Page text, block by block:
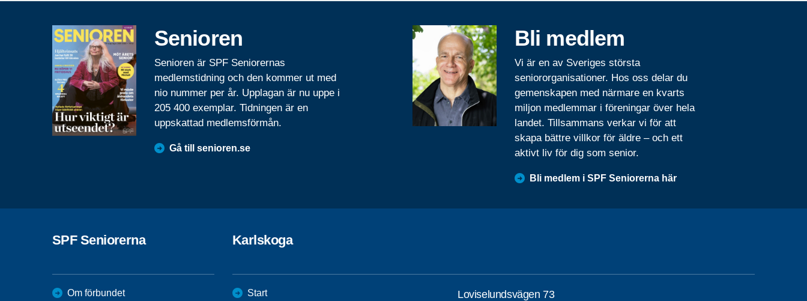
Senioren
Senioren är SPF Seniorernas
medlemstidning och den kommer ut med
nio nummer per år. Upplagan är nu uppe i
205 400 exemplar. Tidningen är en
uppskattad medlemsförmån.
Gå till senioren.se
Bli medlem
Vi är en av Sveriges största
seniororganisationer. Hos oss delar du
gemenskapen med närmare en kvarts
miljon medlemmar i föreningar över hela
landet. Tillsammans verkar vi för att
skapa bättre villkor för äldre – och ett
aktivt liv för dig som senior.
Bli medlem i SPF Seniorerna här
SPF Seniorerna
Om förbundet
Karlskoga
Start
Loviselundsvägen 73